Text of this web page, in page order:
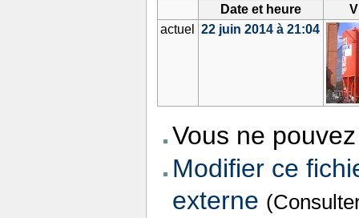
Date et heure
actuel
22 juin 2014 à 21:04
Vous ne
Modifier ce
externe